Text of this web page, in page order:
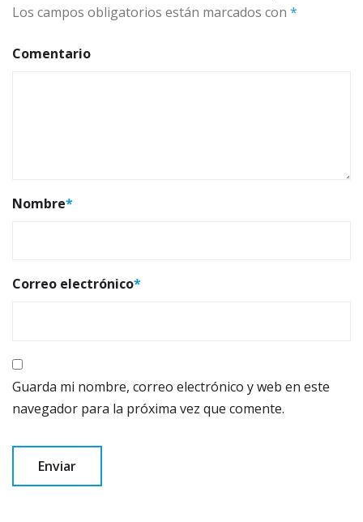
Los campos obligatorios están marcados con *
Comentario
Nombre*
Correo electrónico*
Guarda mi nombre, correo electrónico y web en este
navegador para la próxima vez que comente.